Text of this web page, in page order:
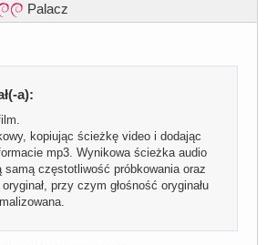
Palacz
a):
kopiując ścieżkę video i dodając
mp3. Wynikowa ścieżka audio
samą częstotliwość próbkowania oraz
przy czym głośność oryginału